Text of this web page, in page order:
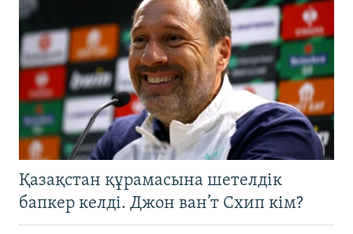
Қазақстан құрамасына шетелдік
бапкер келді. Джон ван’т Схип кім?